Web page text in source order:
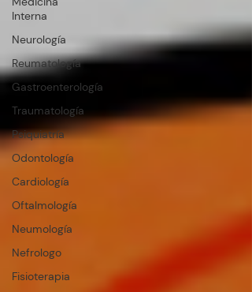
Interna
Neurología
Reumatología
Gastroenterología
Traumatología
Psiquiatría
Odontología
Cardiología
Oftalmología
Neumología
Nefrologo
Fisioterapia